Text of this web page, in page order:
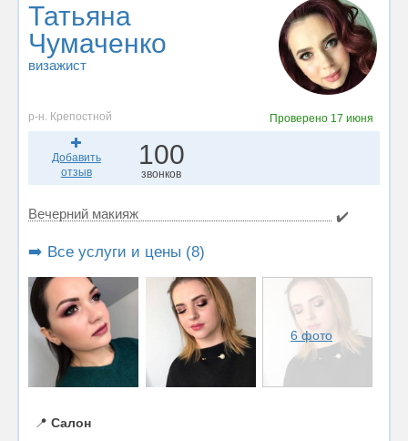
Татьяна
Чумаченко
визажист
р-н. Крепостной Проверено 17 июня
Добавить
отзыв
100
звонков
Вечерний макияж ✔️
➡️ Все услуги и цены (8)
6 фото
📍 Салон